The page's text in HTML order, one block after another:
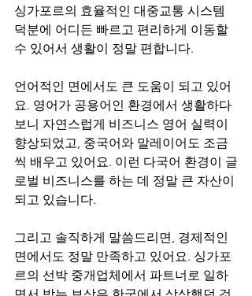
싱가포르의 효율적인 대중교통 시스템
덕분에 어디든 빠르고 편리하게 이동할
수 있어서 생활이 정말 편합니다.
언어적인 면에서도 큰 도움이 되고 있어
요. 영어가 공용어인 환경에서 생활하다
보니 자연스럽게 비즈니스 영어 실력이
향상되었고, 중국어와 말레이어도 조금
씩 배우고 있어요. 이런 다국어 환경이 글
로벌 비즈니스를 하는 데 정말 큰 자산이
되고 있습니다.
그리고 솔직하게 말씀드리면, 경제적인
면에서도 정말 만족하고 있어요. 싱가포
르의 선박 중개업체에서 파트너로 일하